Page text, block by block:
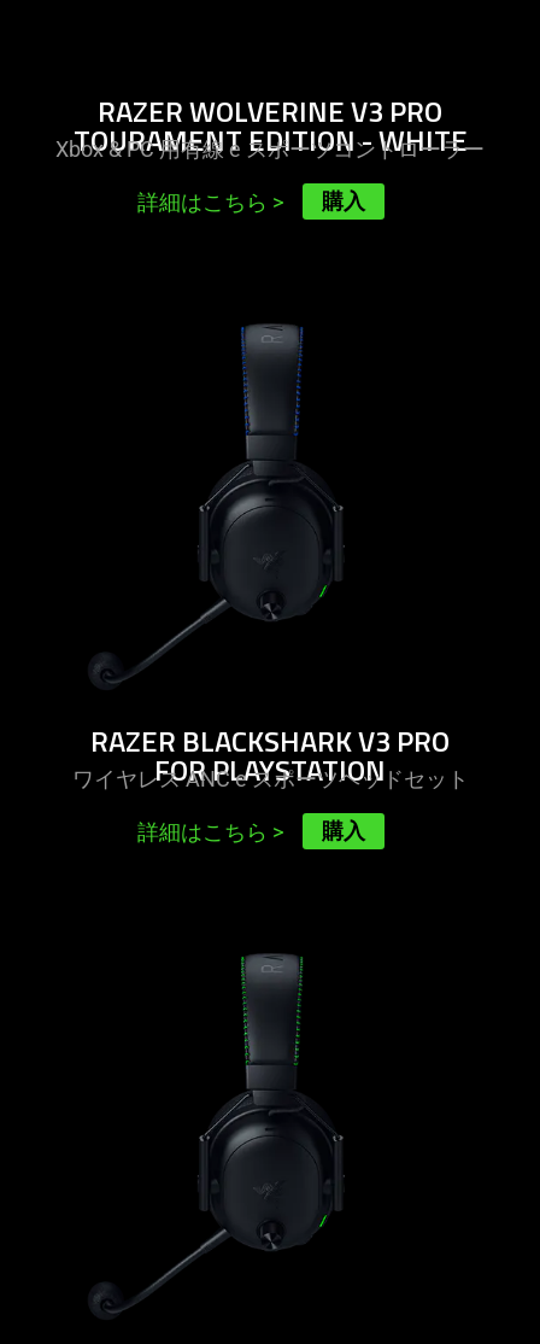
RAZER WOLVERINE V3 PRO
TOURAMENT EDITION - WHITE
Xbox & PC 用有線 e スポーツコントローラー
詳細はこちら > 購入
more
-
razer
blackshark
v3
pro
for
playstation
RAZER BLACKSHARK V3 PRO
FOR PLAYSTATION
ワイヤレス ANC e スポーツヘッドセ ット
詳細はこちら > 購入
more
-
razer
blackshark
v3
pro
for